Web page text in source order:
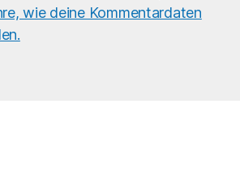
wie deine Kommentardaten